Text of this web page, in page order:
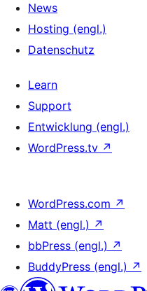
News
Hosting (engl.)
Datenschutz
Learn
Support
Entwicklung (engl.)
WordPress.tv ↗
WordPress.com ↗
Matt (engl.) ↗
bbPress (engl.) ↗
BuddyPress (engl.) ↗